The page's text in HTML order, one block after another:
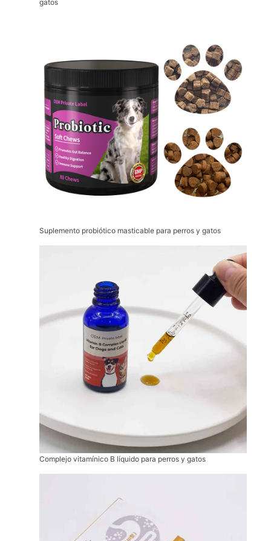
gatos
Suplemento probiótico masticable para perros y gatos
Complejo vitamínico B líquido para perros y gatos